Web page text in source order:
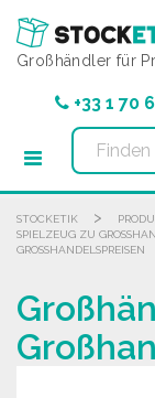
Großhändler für
+33 1 70
STOCKETIK >
SPIELZEUG ZU
GROSSHANDELSPREISEN